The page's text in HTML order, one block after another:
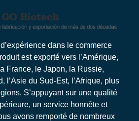
dans le commerce
est exporté vers l’Amérique,
France, le Japon, la Russie,
l’Asie du Sud-Est, l’Afrique, plus
S’appuyant sur une qualité
un service honnête et
avons remporté de nombreux